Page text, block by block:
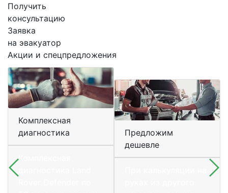
Получить
консультацию
Заявка
на эвакуатор
Акции и спецпредложения
Комплексная
диагностика
Комплексная
Предложим
дешевле